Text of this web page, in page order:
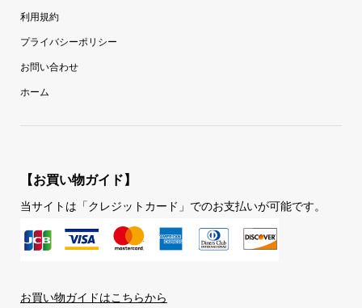
利用規約
プライバシーポリシー
お問い合わせ
ホーム
【お買い物ガイド】
当サイトは「クレジットカード」でのお支払いが可能です。
お買い物ガイドはこちらから